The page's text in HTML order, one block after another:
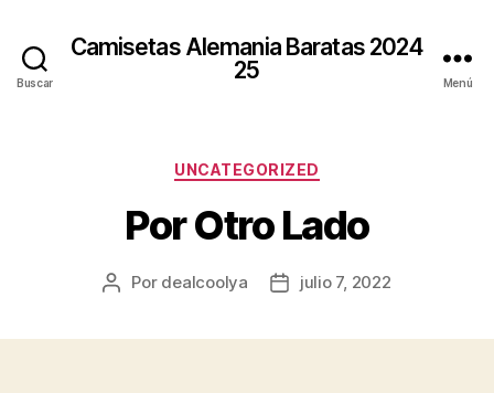
Buscar
Camisetas Alemania Baratas 2024
25
Menú
Categorías
UNCATEGORIZED
Por Otro Lado
Autor
Por dealcoolya
Fechajulio 7, 2022